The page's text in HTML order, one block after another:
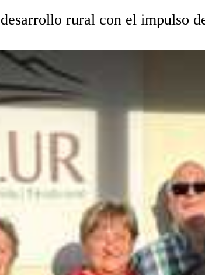
rural con el impulso